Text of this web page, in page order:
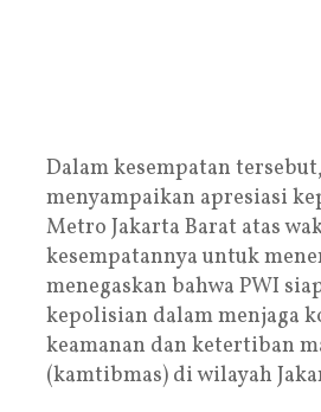
Dalam kesempatan
menyampaikan apresiasi
Metro Jakarta Barat atas
kesempatannya untuk
menegaskan bahwa PWI
kepolisian dalam menjaga
keamanan dan ketertiban
(kamtibmas) di wilayah